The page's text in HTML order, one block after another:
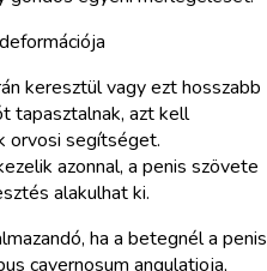
keresztül vagy ezt hosszabb
tapasztalnak, azt kell
orvosi segítséget.
azonnal, a penis szövete
alakulhat ki.
ha a betegnél a penis
cavernosum angulatioja,